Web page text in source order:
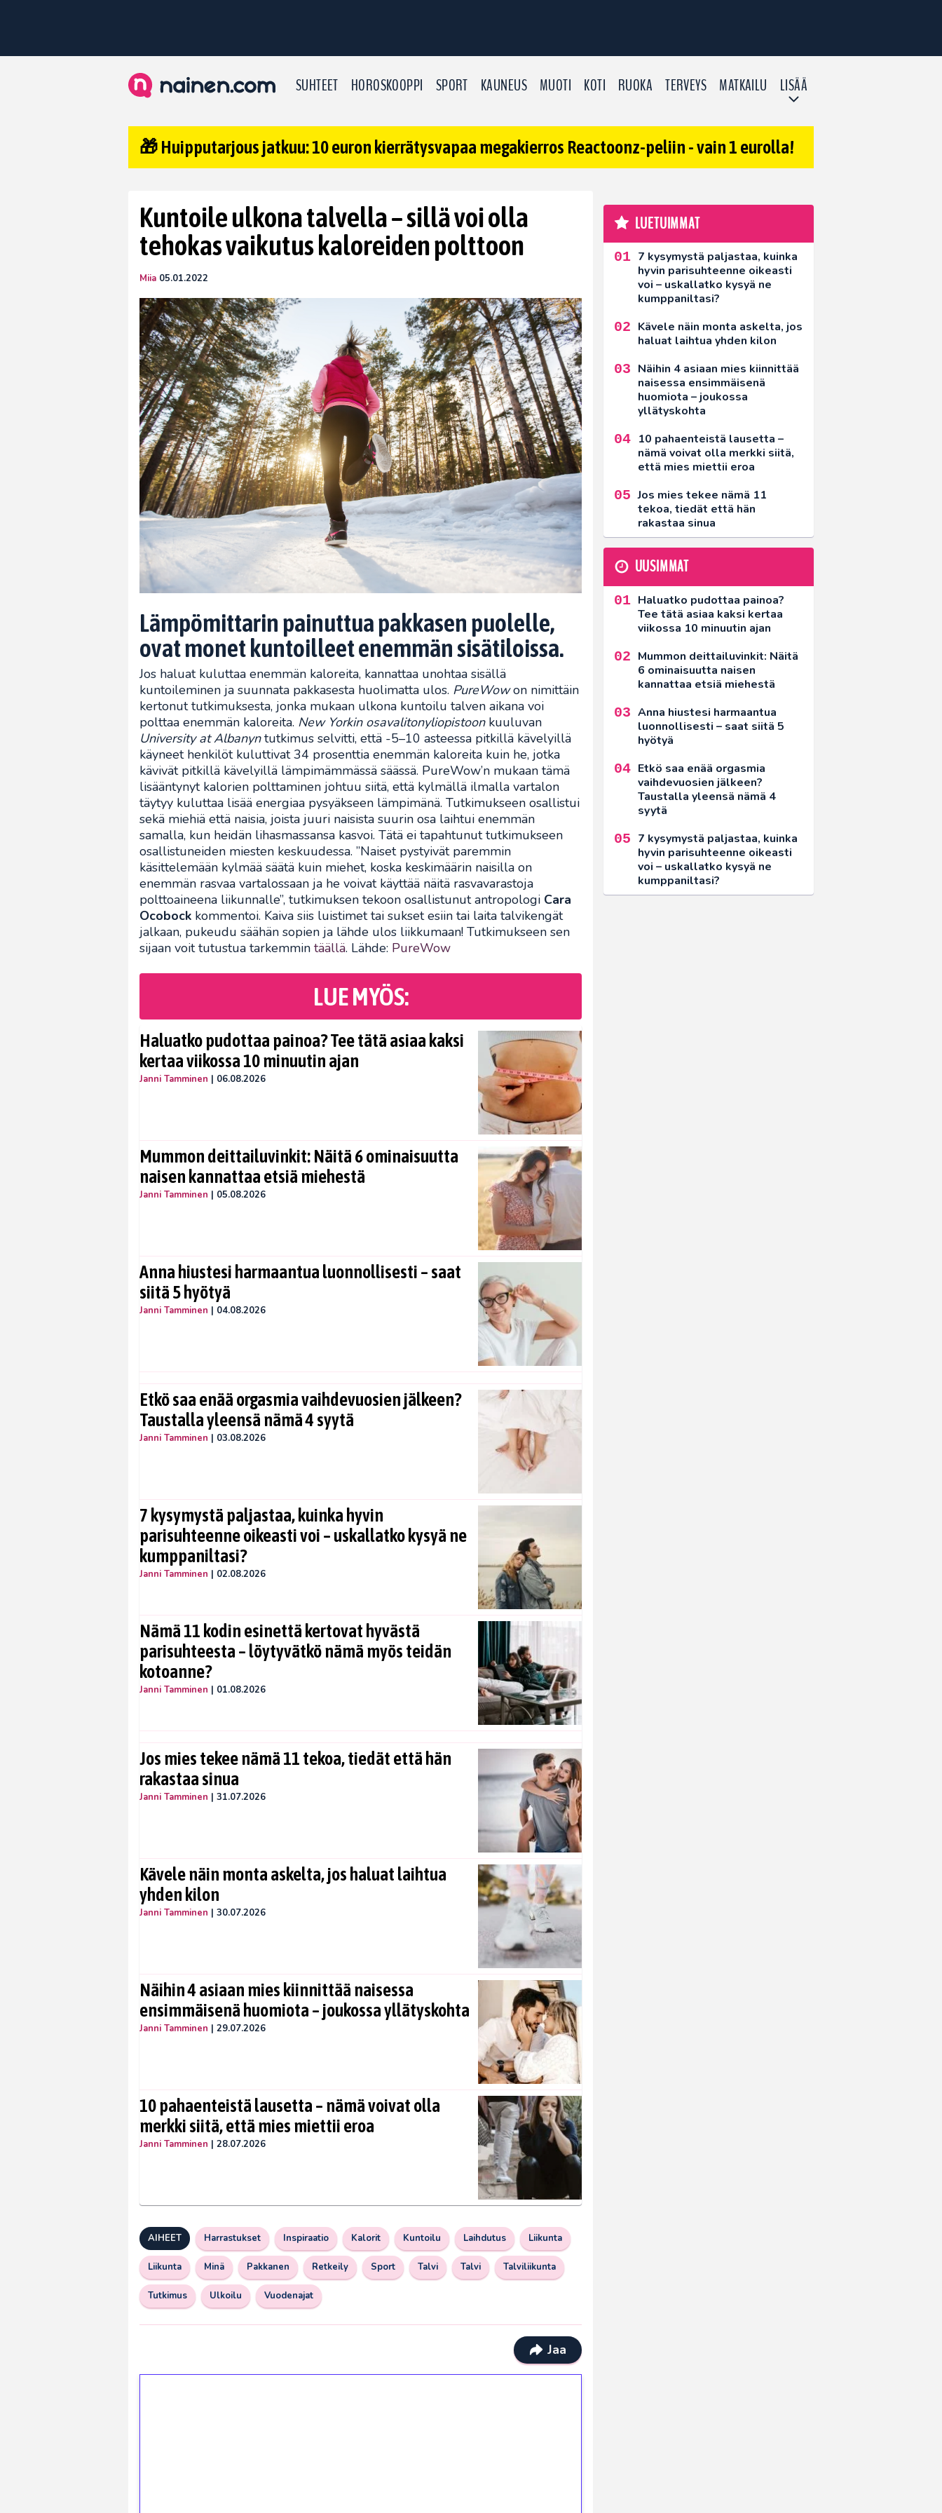
SUHTEET HOROSKOOPPI SPORT KAUNEUS MUOTI KOTI RUOKA TERVEYS MATKAILU LISÄÄ
🎁 Huipputarjous jatkuu: 10 euron kierrätysvapaa megakierros Reactoonz-peliin - vain 1 eurolla!
Kuntoile ulkona talvella – sillä voi olla
tehokas vaikutus kaloreiden polttoon
Miia 05.01.2022
Lämpömittarin painuttua pakkasen puolelle,
ovat monet kuntoilleet enemmän sisätiloissa.
Jos haluat kuluttaa enemmän kaloreita, kannattaa unohtaa sisällä
kuntoileminen ja suunnata pakkasesta huolimatta ulos. PureWowon nimittäin
kertonut tutkimuksesta, jonka mukaan ulkona kuntoilu talven aikana voi
polttaa enemmän kaloreita. New Yorkin osavalitonyliopistoonkuuluvan
University at Albanyntutkimus selvitti, että -5–10 asteessa pitkillä kävelyillä
käyneet henkilöt kuluttivat 34 prosenttia enemmän kaloreita kuin he, jotka
kävivät pitkillä kävelyillä lämpimämmässä säässä. PureWow’n mukaan tämä
lisääntynyt kalorien polttaminen johtuu siitä, että kylmällä ilmalla vartalon
täytyy kuluttaa lisää energiaa pysyäkseen lämpimänä. Tutkimukseen osallistui
sekä miehiä että naisia, joista juuri naisista suurin osa laihtui enemmän
samalla, kun heidän lihasmassansa kasvoi. Tätä ei tapahtunut tutkimukseen
osallistuneiden miesten keskuudessa. ”Naiset pystyivät paremmin
käsittelemään kylmää säätä kuin miehet, koska keskimäärin naisilla on
enemmän rasvaa vartalossaan ja he voivat käyttää näitä rasvavarastoja
polttoaineena liikunnalle”, tutkimuksen tekoon osallistunut antropologi Cara
Ocobock kommentoi. Kaiva siis luistimet tai sukset esiin tai laita talvikengät
jalkaan, pukeudu säähän sopien ja lähde ulos liikkumaan! Tutkimukseen sen
sijaan voit tutustua tarkemmin täällä. Lähde: PureWow
LUE MYÖS:
Haluatko pudottaa painoa? Tee tätä asiaa kaksi
kertaa viikossa 10 minuutin ajan
Janni Tamminen | 06.08.2026
Mummon deittailuvinkit: Näitä 6 ominaisuutta
naisen kannattaa etsiä miehestä
Janni Tamminen | 05.08.2026
Anna hiustesi harmaantua luonnollisesti – saat
siitä 5 hyötyä
Janni Tamminen | 04.08.2026
Etkö saa enää orgasmia vaihdevuosien jälkeen?
Taustalla yleensä nämä 4 syytä
Janni Tamminen | 03.08.2026
7 kysymystä paljastaa, kuinka hyvin
parisuhteenne oikeasti voi – uskallatko kysyä ne
kumppaniltasi?
Janni Tamminen | 02.08.2026
Nämä 11 kodin esinettä kertovat hyvästä
parisuhteesta – löytyvätkö nämä myös teidän
kotoanne?
Janni Tamminen | 01.08.2026
Jos mies tekee nämä 11 tekoa, tiedät että hän
rakastaa sinua
Janni Tamminen | 31.07.2026
Kävele näin monta askelta, jos haluat laihtua
yhden kilon
Janni Tamminen | 30.07.2026
Näihin 4 asiaan mies kiinnittää naisessa
ensimmäisenä huomiota – joukossa yllätyskohta
Janni Tamminen | 29.07.2026
10 pahaenteistä lausetta – nämä voivat olla
merkki siitä, että mies miettii eroa
Janni Tamminen | 28.07.2026
AIHEET Harrastukset Inspiraatio Kalorit Kuntoilu Laihdutus Liikunta
Liikunta Minä Pakkanen Retkeily Sport Talvi Talvi Talviliikunta
Tutkimus Ulkoilu Vuodenajat
Jaa
LUETUIMMAT
7 kysymystä paljastaa, kuinka
hyvin parisuhteenne oikeasti
voi – uskallatko kysyä ne
kumppaniltasi?
Kävele näin monta askelta, jos
haluat laihtua yhden kilon
Näihin 4 asiaan mies kiinnittää
naisessa ensimmäisenä
huomiota – joukossa
yllätyskohta
10 pahaenteistä lausetta –
nämä voivat olla merkki siitä,
että mies miettii eroa
Jos mies tekee nämä 11
tekoa, tiedät että hän
rakastaa sinua
UUSIMMAT
Haluatko pudottaa painoa?
Tee tätä asiaa kaksi kertaa
viikossa 10 minuutin ajan
Mummon deittailuvinkit: Näitä
6 ominaisuutta naisen
kannattaa etsiä miehestä
Anna hiustesi harmaantua
luonnollisesti – saat siitä 5
hyötyä
Etkö saa enää orgasmia
vaihdevuosien jälkeen?
Taustalla yleensä nämä 4
syytä
7 kysymystä paljastaa, kuinka
hyvin parisuhteenne oikeasti
voi – uskallatko kysyä ne
kumppaniltasi?